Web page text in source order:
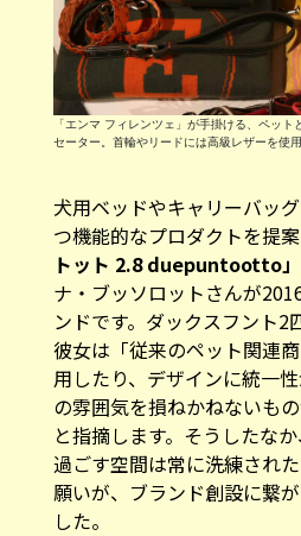
「エンマ フィレンツェ」が手掛ける、ペッ
セーター。首輪やリードには高級レザーを使
犬用ベッドやキャリーバッ
つ機能的なプロダクトを提
トット 2.8 duepuntootto」
ナ・ブッソロットさんが
ンドです。ダックスフント2
彼女は「従来のペット関連
用したり、デザインに統一
の雰囲気を損ねかねないも
と指摘します。そうしたな
過ごす空間は常に洗練され
願いが、ブランド創設に繋
した。